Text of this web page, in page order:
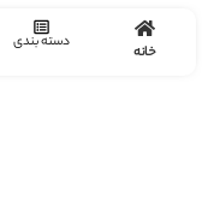
دسته بندی